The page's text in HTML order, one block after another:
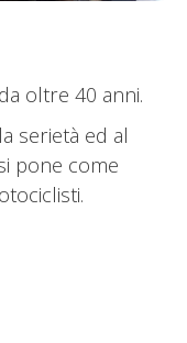
oltre 40 anni.
serietà ed al
pone come